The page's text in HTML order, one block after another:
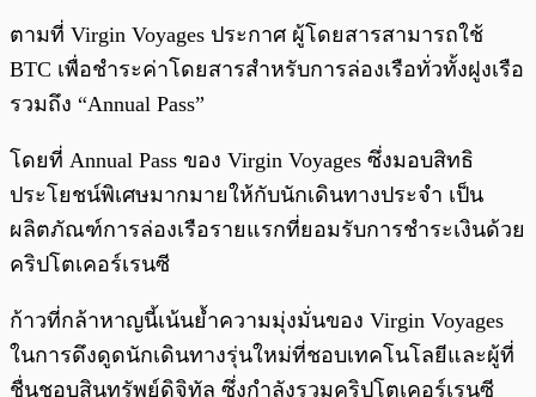
ตามที่ Virgin Voyages ประกาศ ผู้โดยสารสามารถใช้
BTC เพื่อชำระค่าโดยสารสำหรับการล่องเรือทั่วทั้งฝูงเรือ
รวมถึง “Annual Pass”
โดยที่ Annual Pass ของ Virgin Voyages ซึ่งมอบสิทธิ
ประโยชน์พิเศษมากมายให้กับนักเดินทางประจำ เป็น
ผลิตภัณฑ์การล่องเรือรายแรกที่ยอมรับการชำระเงินด้วย
คริปโตเคอร์เรนซี
ก้าวที่กล้าหาญนี้เน้นย้ำความมุ่งมั่นของ Virgin Voyages
ในการดึงดูดนักเดินทางรุ่นใหม่ที่ชอบเทคโนโลยีและผู้ที่
ชื่นชอบสินทรัพย์ดิจิทัล ซึ่งกำลังรวมคริปโตเคอร์เรนซี